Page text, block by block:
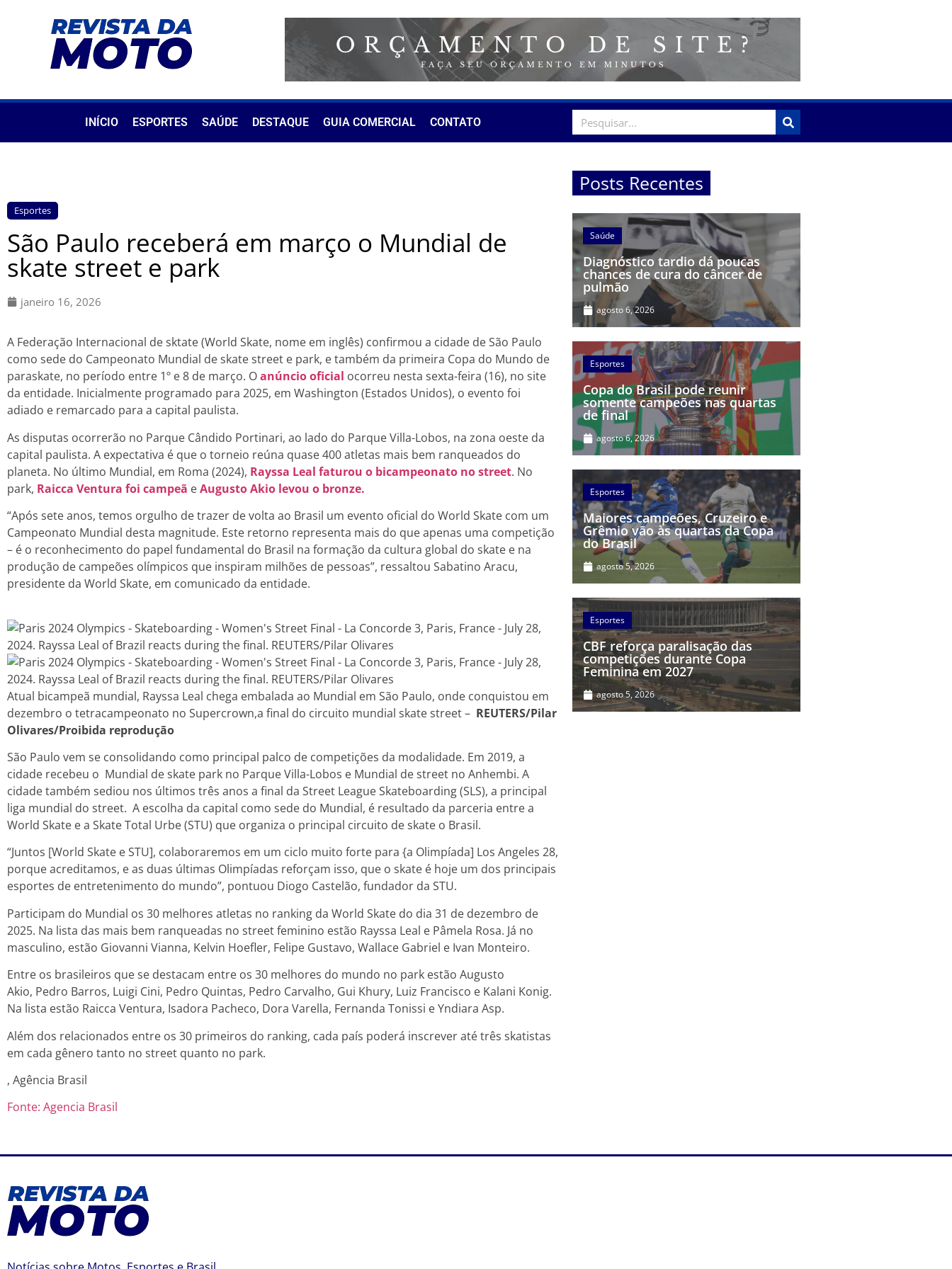
INÍCIO ESPORTES SAÚDE DESTAQUE GUIA COMERCIAL CONTATO
Esportes
São Paulo receberá em março o Mundial de
skate street e park
janeiro 16, 2026
A Federação Internacional de sktate (World Skate, nome em inglês) confirmou a cidade de São Paulo
como sede do Campeonato Mundial de skate street e park, e também da primeira Copa do Mundo de
paraskate, no período entre 1º e 8 de março. Oanúncio oficial ocorreu nesta sexta-feira (16), no site
da entidade. Inicialmente programado para 2025, em Washington (Estados Unidos), o evento foi
adiado e remarcado para a capital paulista.
As disputas ocorrerão no Parque Cândido Portinari, ao lado do Parque Villa-Lobos, na zona oeste da
capital paulista. A expectativa é que o torneio reúna quase 400 atletas mais bem ranqueados do
planeta. No último Mundial, em Roma (2024), Rayssa Leal faturou o bicampeonato no street. No
park, Raicca Ventura foi campeã eAugusto Akio levou o bronze.
“Após sete anos, temos orgulho de trazer de volta ao Brasil um evento oficial do World Skate com um
Campeonato Mundial desta magnitude. Este retorno representa mais do que apenas uma competição
– é o reconhecimento do papel fundamental do Brasil na formação da cultura global do skate e na
produção de campeões olímpicos que inspiram milhões de pessoas”, ressaltou Sabatino Aracu,
presidente da World Skate, em comunicado da entidade.
Atual bicampeã mundial, Rayssa Leal chega embalada ao Mundial em São Paulo, onde conquistou em
dezembro o tetracampeonato no Supercrown,a final do circuito mundial skate street – REUTERS/Pilar
Olivares/Proibida reprodução
São Paulo vem se consolidando como principal palco de competições da modalidade. Em 2019, a
cidade recebeu o Mundial de skate park no Parque Villa-Lobos e Mundial de street no Anhembi. A
cidade também sediou nos últimos três anos a final da Street League Skateboarding (SLS), a principal
liga mundial do street. A escolha da capital como sede do Mundial, é resultado da parceria entre a
World Skate e a Skate Total Urbe (STU) que organiza o principal circuito de skate o Brasil.
“Juntos [World Skate e STU], colaboraremos em um ciclo muito forte para {a Olimpíada] Los Angeles 28,
porque acreditamos, e as duas últimas Olimpíadas reforçam isso, que o skate é hoje um dos principais
esportes de entretenimento do mundo”, pontuou Diogo Castelão, fundador da STU.
Participam do Mundial os 30 melhores atletas no ranking da World Skate do dia 31 de dezembro de
2025. Na lista das mais bem ranqueadas no street feminino estão Rayssa Leal e Pâmela Rosa. Já no
masculino, estão Giovanni Vianna, Kelvin Hoefler, Felipe Gustavo, Wallace Gabriel e Ivan Monteiro.
Entre os brasileiros que se destacam entre os 30 melhores do mundo no park estão Augusto
Akio, Pedro Barros, Luigi Cini, Pedro Quintas, Pedro Carvalho, Gui Khury, Luiz Francisco e Kalani Konig.
Na lista estão Raicca Ventura, Isadora Pacheco, Dora Varella, Fernanda Tonissi e Yndiara Asp.
Além dos relacionados entre os 30 primeiros do ranking, cada país poderá inscrever até três skatistas
em cada gênero tanto no street quanto no park.
, Agência Brasil
Fonte: Agencia Brasil
Posts Recentes
Saúde
Diagnóstico tardio dá poucas
chances de cura do câncer de
pulmão
agosto 6, 2026
Esportes
Copa do Brasil pode reunir
somente campeões nas quartas
de final
agosto 6, 2026
Esportes
Maiores campeões, Cruzeiro e
Grêmio vão às quartas da Copa
do Brasil
agosto 5, 2026
Esportes
CBF reforça paralisação das
competições durante Copa
Feminina em 2027
agosto 5, 2026